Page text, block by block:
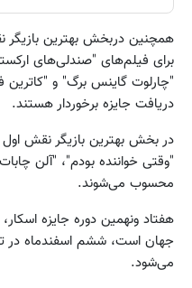
همچنین دربخش بهترین
برای فیلم‌های "صندلی‌های
"چارلوت گاینس برگ" و
دریافت جایزه برخوردار هستند.
در بخش بهترین بازیگر نقش اول
"وقتی خواننده بودم"، "آلن
محسوب می‌شوند.
هفتاد ونهمین دوره جایزه
جهان است، ششم اسفندماه در
می‌شود.